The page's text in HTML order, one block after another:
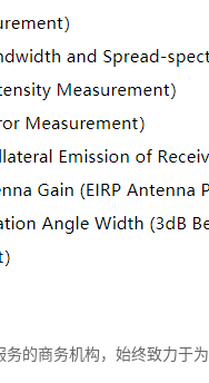
的商务机构，始终致力于